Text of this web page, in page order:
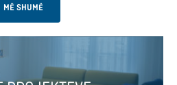
MË SHUMË